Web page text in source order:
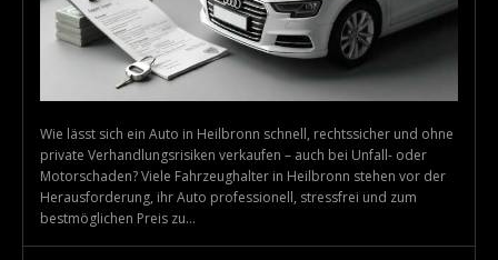
Wie lässt sich ein Auto in Heilbronn schnell, rechtssicher und ohne
private Verhandlungsrisiken verkaufen – auch bei Unfall- oder
Motorschaden? Viele Fahrzeughalter in Heilbronn stehen vor der
Herausforderung, ihr Auto professionell, stressfrei und zum
bestmöglichen Preis zu...